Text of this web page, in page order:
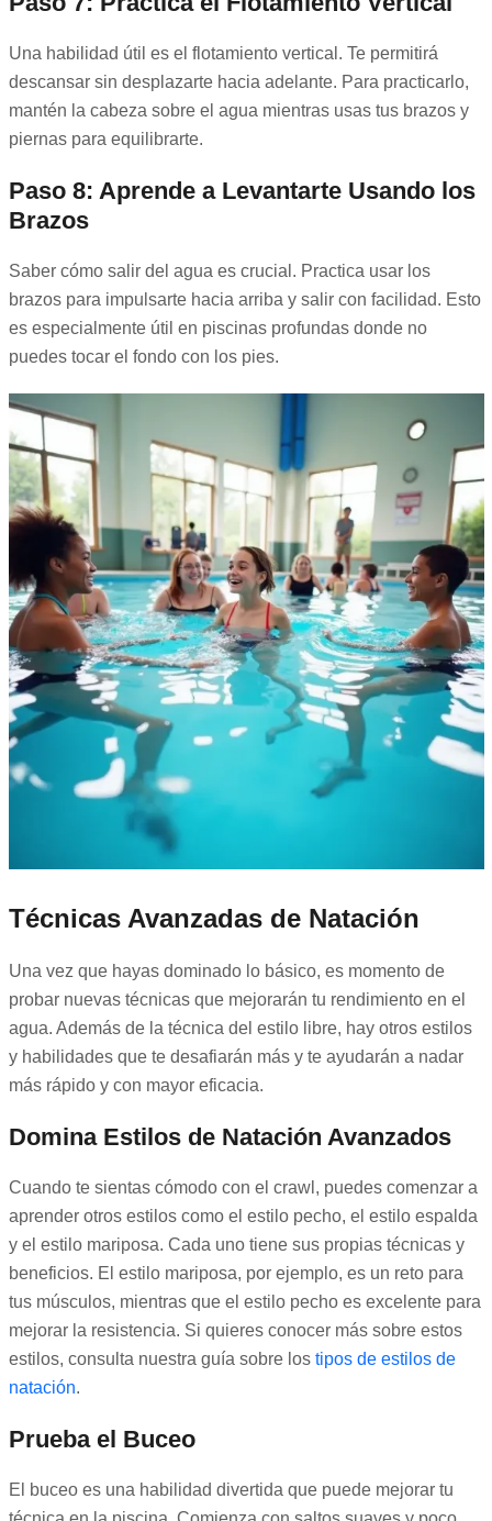
Una habilidad útil es el flotamiento vertical. Te permitirá
descansar sin desplazarte hacia adelante. Para practicarlo,
mantén la cabeza sobre el agua mientras usas tus brazos y
piernas para equilibrarte.
Paso 8: Aprende a Levantarte Usando los
Brazos
Saber cómo salir del agua es crucial. Practica usar los
brazos para impulsarte hacia arriba y salir con facilidad. Esto
es especialmente útil en piscinas profundas donde no
puedes tocar el fondo con los pies.
Técnicas Avanzadas de Natación
Una vez que hayas dominado lo básico, es momento de
probar nuevas técnicas que mejorarán tu rendimiento en el
agua. Además de la técnica del estilo libre, hay otros estilos
y habilidades que te desafiarán más y te ayudarán a nadar
más rápido y con mayor eficacia.
Domina Estilos de Natación Avanzados
Cuando te sientas cómodo con el crawl, puedes comenzar a
aprender otros estilos como el estilo pecho, el estilo espalda
y el estilo mariposa. Cada uno tiene sus propias técnicas y
beneficios. El estilo mariposa, por ejemplo, es un reto para
tus músculos, mientras que el estilo pecho es excelente para
mejorar la resistencia. Si quieres conocer más sobre estos
estilos, consulta nuestra guía sobre los tipos de estilos de
natación.
Prueba el Buceo
El buceo es una habilidad divertida que puede mejorar tu